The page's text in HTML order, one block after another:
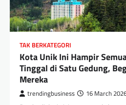
TAK BERKATEGORI
Kota Unik Ini Hampir
Tinggal di Satu Gedung,
Mereka
trendingbusiness 16 March